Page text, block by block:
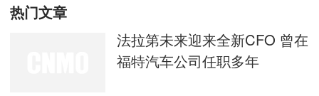
热门文章
法拉第未来迎来全新CFO 曾在
福特汽车公司任职多年